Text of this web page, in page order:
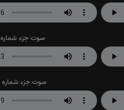
صوت جزء شماره 9
صوت جزء شماره 12